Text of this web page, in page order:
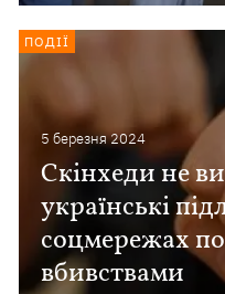
5 березня 2024
Скінхеди не
українські
соцмережах
вбивствами
ПОДІЇ